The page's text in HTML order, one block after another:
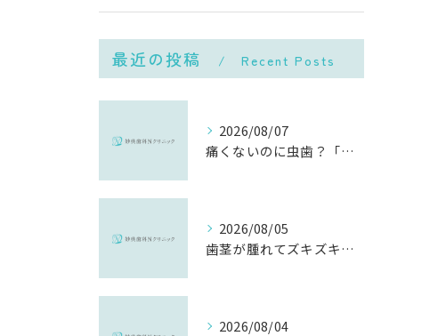
最近の投稿 Recent Posts
2026/08/07
痛くないのに虫歯？「痛みのない虫歯」が進行する理由と発見方法
2026/08/05
歯茎が腫れてズキズキ痛む時の応急処置と、早めに受診すべき理由
2026/08/04